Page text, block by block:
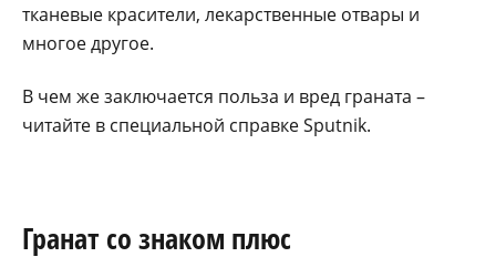
тканевые красители, лекарственные отвары и
многое другое.
В чем же заключается польза и вред граната –
читайте в специальной справке Sputnik.
Гранат со знаком плюс